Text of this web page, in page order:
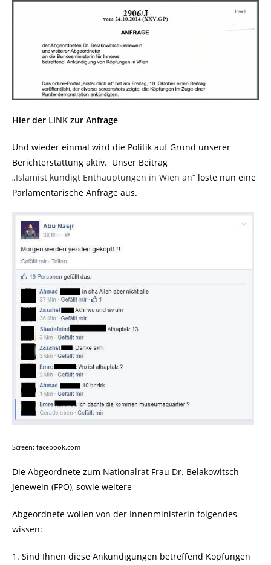
Hier der LINK zur Anfrage
Und wieder einmal wird die Politik auf Grund unserer
Berichterstattung aktiv. Unser Beitrag
„Islamist kündigt Enthauptungen in Wien an“ löste nun eine
Parlamentarische Anfrage aus.
Screen: facebook.com
Die Abgeordnete zum Nationalrat Frau Dr. Belakowitsch-
Jenewein (FPÖ), sowie weitere
Abgeordnete wollen von der Innenministerin folgendes
wissen:
1. Sind Ihnen diese Ankündigungen betreffend Köpfungen